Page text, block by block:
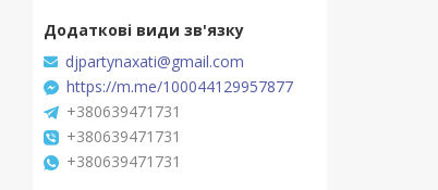
djpartynaxati@gmail.com
https://m.me/100044129957877
+380639471731
+380639471731
+380639471731